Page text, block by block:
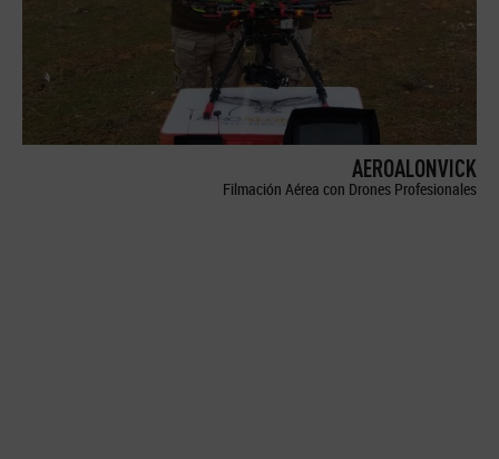
AEROALONVICK
Filmación Aérea con Drones Profesionales